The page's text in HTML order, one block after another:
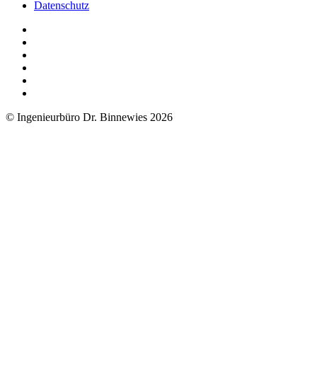
Datenschutz
© Ingenieurbüro Dr. Binnewies 2026